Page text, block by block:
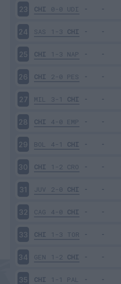
23 CHI 0-0 UDI
24 SAS 1-3 CHI
25 CHI 1-3 NAP
26 CHI 2-0 PES
27 MIL 3-1 CHI
28 CHI 4-0 EMP
29 BOL 4-1 CHI
30 CHI 1-2 CRO
31 JUV 2-0 CHI
32 CAG 4-0 CHI
33 CHI 1-3 TOR
34 GEN 1-2 CHI
35 CHI 1-1 PAL